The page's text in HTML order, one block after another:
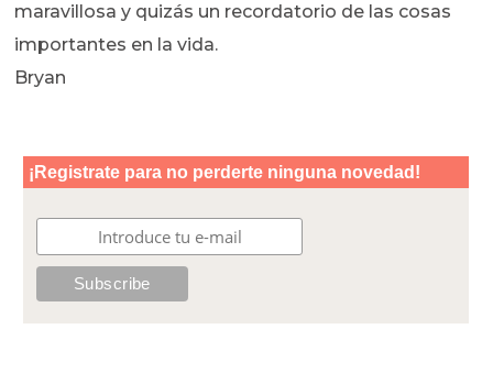
maravillosa y quizás un recordatorio de las cosas
importantes en la vida.
Bryan